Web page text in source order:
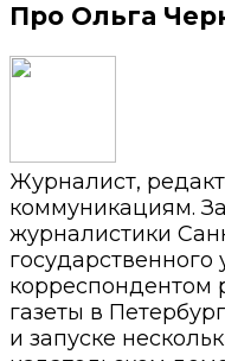
Про Ольга
Журналист,
коммуникациям.
журналистики
государственного
корреспондентом
газеты в
и запуске